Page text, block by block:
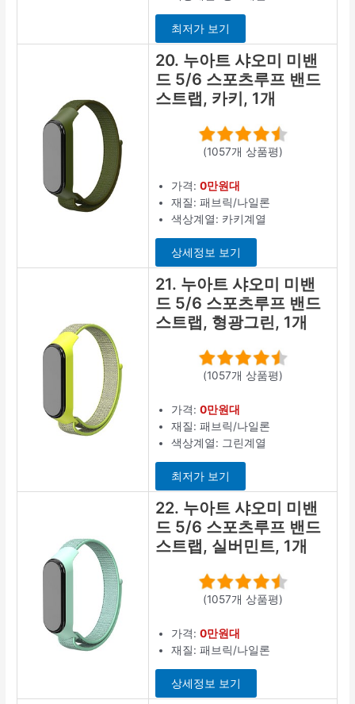
최저가 보기
20. 누아트 샤오미 미밴
드 5/6 스포츠루프 밴드
스트랩, 카키, 1개
(1057개 상품평)
가격:0만원대
재질: 패브릭/나일론
색상계열: 카키계열
상세정보 보기
21. 누아트 샤오미 미밴
드 5/6 스포츠루프 밴드
스트랩, 형광그린, 1개
(1057개 상품평)
가격:0만원대
재질: 패브릭/나일론
색상계열: 그린계열
최저가 보기
22. 누아트 샤오미 미밴
드 5/6 스포츠루프 밴드
스트랩, 실버민트, 1개
(1057개 상품평)
가격:0만원대
재질: 패브릭/나일론
상세정보 보기